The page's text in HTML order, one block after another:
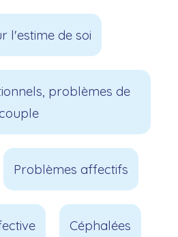
l'estime de soi
problèmes de
couple
Problèmes affectifs
Céphalées